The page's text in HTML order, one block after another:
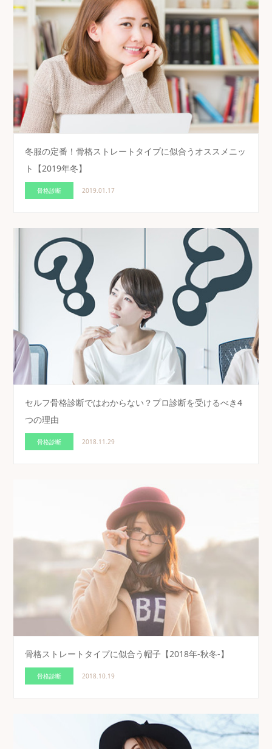
冬服の定番！骨格ストレートタイプに似合うオススメニッ
ト【2019年冬】
骨格診断 2019.01.17
セルフ骨格診断ではわからない？プロ診断を受けるべき4
つの理由
骨格診断 2018.11.29
骨格ストレートタイプに似合う帽子【2018年-秋冬-】
骨格診断 2018.10.19